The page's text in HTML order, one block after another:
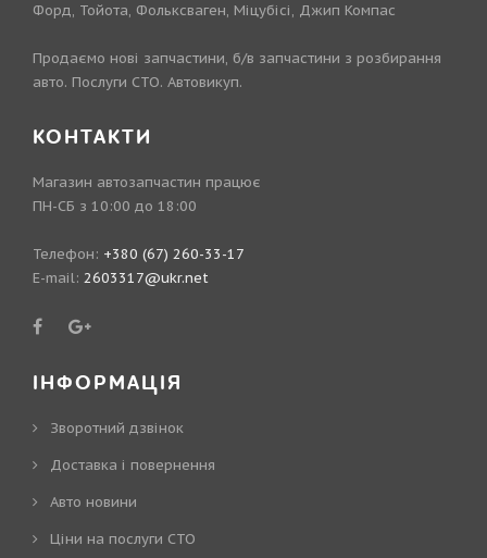
Форд, Тойота, Фольксваген, Міцубісі, Джип Компас
Продаємо нові запчастини, б/в запчастини з розбирання
авто. Послуги СТО. Автовикуп.
КОНТАКТИ
Магазин автозапчастин працює
ПН-СБ з 10:00 до 18:00
Телефон: +380 (67) 260-33-17
E-mail: 2603317@ukr.net
ІНФОРМАЦІЯ
Зворотний дзвінок
Доставка і повернення
Авто новини
Ціни на послуги СТО